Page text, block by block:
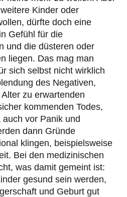
Kinder oder
dürfte doch eine
Gefühl für die
und die düsteren oder
liegen. Das mag man
sich selbst nicht wirklich
des Negativen,
zu erwartenden
kommenden Todes,
vor Panik und
dann Gründe
klingen, beispielsweise
Bei den medizinischen
was damit gemeint ist:
gesund sein werden,
und Geburt gut